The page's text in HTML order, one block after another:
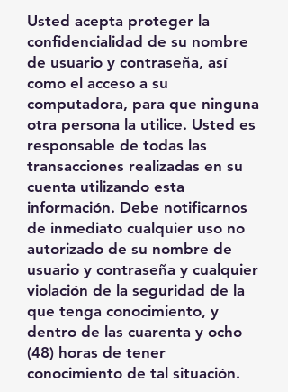
Usted acepta proteger la
confidencialidad de su nombre
de usuario y contraseña, así
como el acceso a su
computadora, para que ninguna
otra persona la utilice. Usted es
responsable de todas las
transacciones realizadas en su
cuenta utilizando esta
información. Debe notificarnos
de inmediato cualquier uso no
autorizado de su nombre de
usuario y contraseña y cualquier
violación de la seguridad de la
que tenga conocimiento, y
dentro de las cuarenta y ocho
(48) horas de tener
conocimiento de tal situación.